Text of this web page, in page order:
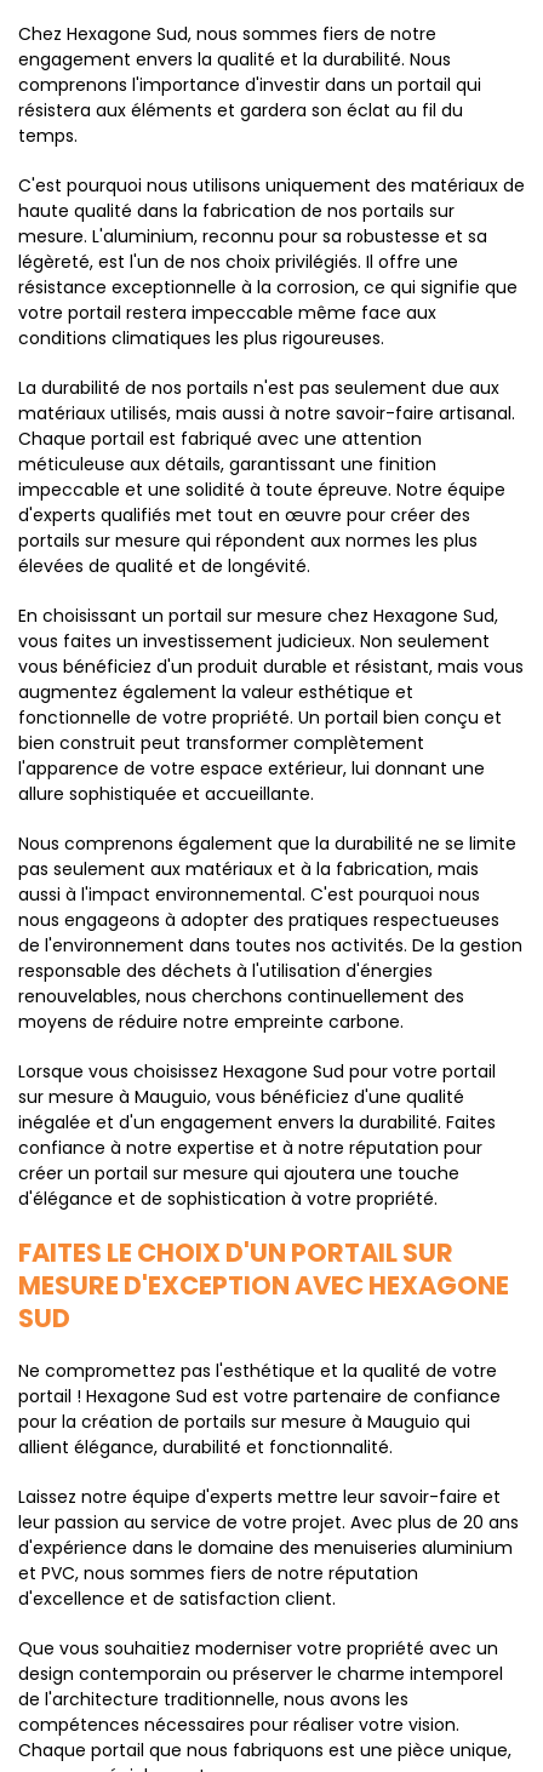
Chez Hexagone Sud, nous sommes fiers de notre
engagement envers la qualité et la durabilité. Nous
comprenons l'importance d'investir dans un portail qui
résistera aux éléments et gardera son éclat au fil du
temps.
C'est pourquoi nous utilisons uniquement des matériaux de
haute qualité dans la fabrication de nos portails sur
mesure. L'aluminium, reconnu pour sa robustesse et sa
légèreté, est l'un de nos choix privilégiés. Il offre une
résistance exceptionnelle à la corrosion, ce qui signifie que
votre portail restera impeccable même face aux
conditions climatiques les plus rigoureuses.
La durabilité de nos portails n'est pas seulement due aux
matériaux utilisés, mais aussi à notre savoir-faire artisanal.
Chaque portail est fabriqué avec une attention
méticuleuse aux détails, garantissant une finition
impeccable et une solidité à toute épreuve. Notre équipe
d'experts qualifiés met tout en œuvre pour créer des
portails sur mesure qui répondent aux normes les plus
élevées de qualité et de longévité.
En choisissant un portail sur mesure chez Hexagone Sud,
vous faites un investissement judicieux. Non seulement
vous bénéficiez d'un produit durable et résistant, mais vous
augmentez également la valeur esthétique et
fonctionnelle de votre propriété. Un portail bien conçu et
bien construit peut transformer complètement
l'apparence de votre espace extérieur, lui donnant une
allure sophistiquée et accueillante.
Nous comprenons également que la durabilité ne se limite
pas seulement aux matériaux et à la fabrication, mais
aussi à l'impact environnemental. C'est pourquoi nous
nous engageons à adopter des pratiques respectueuses
de l'environnement dans toutes nos activités. De la gestion
responsable des déchets à l'utilisation d'énergies
renouvelables, nous cherchons continuellement des
moyens de réduire notre empreinte carbone.
Lorsque vous choisissez Hexagone Sud pour votre portail
sur mesure à Mauguio, vous bénéficiez d'une qualité
inégalée et d'un engagement envers la durabilité. Faites
confiance à notre expertise et à notre réputation pour
créer un portail sur mesure qui ajoutera une touche
d'élégance et de sophistication à votre propriété.
FAITES LE CHOIX D'UN PORTAIL SUR
MESURE D'EXCEPTION AVEC HEXAGONE
SUD
Ne compromettez pas l'esthétique et la qualité de votre
portail ! Hexagone Sud est votre partenaire de confiance
pour la création de portails sur mesure à Mauguio qui
allient élégance, durabilité et fonctionnalité.
Laissez notre équipe d'experts mettre leur savoir-faire et
leur passion au service de votre projet. Avec plus de 20 ans
d'expérience dans le domaine des menuiseries aluminium
et PVC, nous sommes fiers de notre réputation
d'excellence et de satisfaction client.
Que vous souhaitiez moderniser votre propriété avec un
design contemporain ou préserver le charme intemporel
de l'architecture traditionnelle, nous avons les
compétences nécessaires pour réaliser votre vision.
Chaque portail que nous fabriquons est une pièce unique,